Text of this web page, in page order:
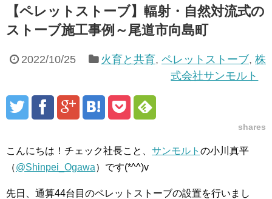
【ペレットストーブ】輻射・自然対流式の
ストーブ施工事例～尾道市向島町
2022/10/25 火育と共育, ペレットストーブ, 株
式会社サンモルト
shares
こんにちは！チェック社長こと、 サンモルト の小川真平
（@Shinpei_Ogawa）です(*^^)v
先日、通算44台目のペレットストーブの設置を行いまし